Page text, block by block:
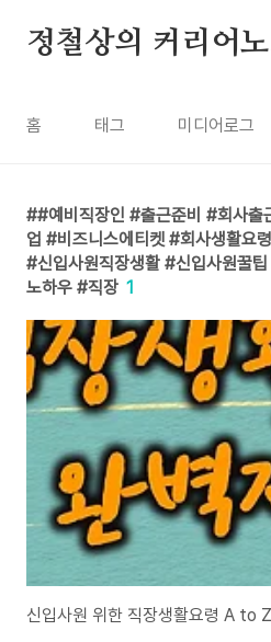
정철상의 커리어
홈 태그 미디어로그
#예비직장인 #출근준비 #회사출
업 #비즈니스에티켓 #회사생활요
#신입사원직장생활 #신입사원꿀
노하우 #직장 1